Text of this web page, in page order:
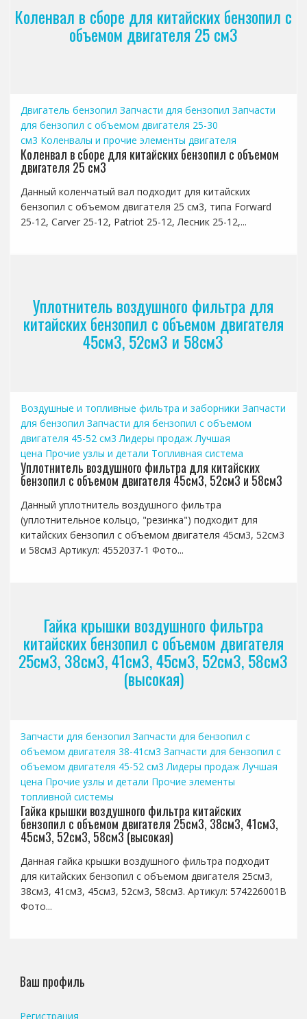
Коленвал в сборе для китайских бензопил с
объемом двигателя 25 см3
Двигатель бензопил Запчасти для бензопил Запчасти
для бензопил с объемом двигателя 25-30
см3 Коленвалы и прочие элементы двигателя
Коленвал в сборе для китайских бензопил с объемом
двигателя 25 см3
Данный коленчатый вал подходит для китайских
бензопил с объемом двигателя 25 см3, типа Forward
25-12, Carver 25-12, Patriot 25-12, Лесник 25-12,...
Уплотнитель воздушного фильтра для
китайских бензопил с объемом двигателя
45см3, 52см3 и 58см3
Воздушные и топливные фильтра и заборники Запчасти
для бензопил Запчасти для бензопил с объемом
двигателя 45-52 см3 Лидеры продаж Лучшая
цена Прочие узлы и детали Топливная система
Уплотнитель воздушного фильтра для китайских
бензопил с объемом двигателя 45см3, 52см3 и 58см3
Данный уплотнитель воздушного фильтра
(уплотнительное кольцо, "резинка") подходит для
китайских бензопил с объемом двигателя 45см3, 52см3
и 58см3 Артикул: 4552037-1 Фото...
Гайка крышки воздушного фильтра
китайских бензопил с объемом двигателя
25см3, 38см3, 41см3, 45см3, 52см3, 58см3
(высокая)
Запчасти для бензопил Запчасти для бензопил с
объемом двигателя 38-41см3 Запчасти для бензопил с
объемом двигателя 45-52 см3 Лидеры продаж Лучшая
цена Прочие узлы и детали Прочие элементы
топливной системы
Гайка крышки воздушного фильтра китайских
бензопил с объемом двигателя 25см3, 38см3, 41см3,
45см3, 52см3, 58см3 (высокая)
Данная гайка крышки воздушного фильтра подходит
для китайских бензопил с объемом двигателя 25см3,
38см3, 41см3, 45см3, 52см3, 58см3. Артикул: 574226001B
Фото...
Ваш профиль
Регистрация